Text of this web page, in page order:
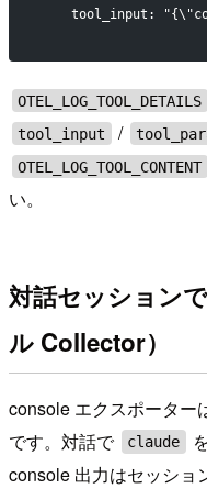
tool_input:
OTEL_LOG_TOOL_DETAILS
tool_input /
OTEL_LOG_TOOL_CONTENT
い。
対話セッション
ル Collector）
console エクスポーター
です。対話で
claude
console 出力はセッショ